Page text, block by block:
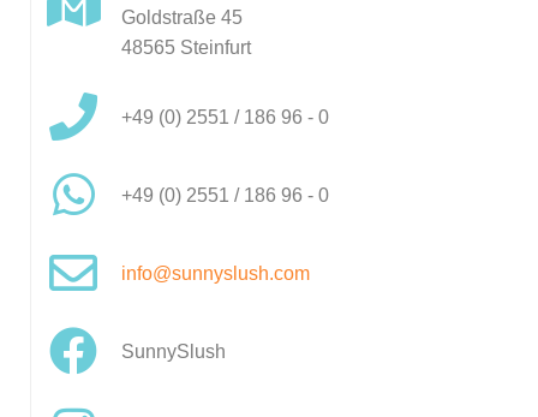
Goldstraße 45
48565 Steinfurt
+49 (0) 2551 / 186 96 - 0
+49 (0) 2551 / 186 96 - 0
info@sunnyslush.com
SunnySlush